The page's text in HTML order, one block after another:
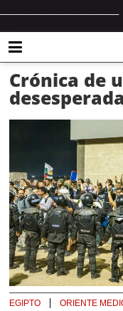
Crónica de
EGIPTO ORIENTE